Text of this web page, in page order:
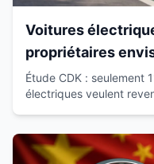
Voitures
propriétaires
thermique
Étude CDK : seulement
électriques veulent